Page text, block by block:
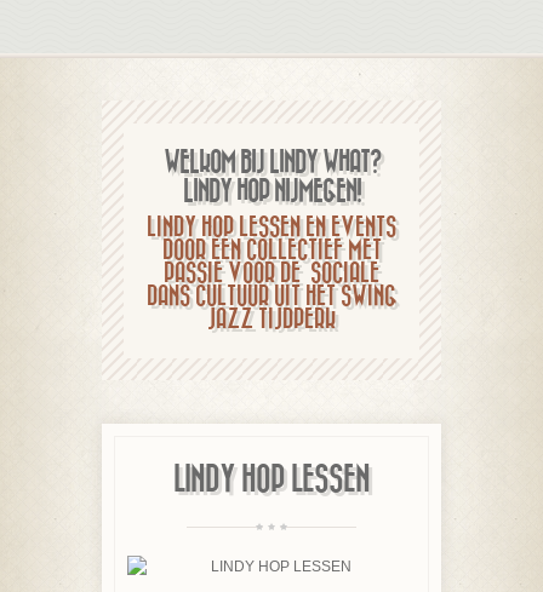
WELKOM BIJ LINDY WHAT?
LINDY HOP NIJMEGEN!
LINDY HOP LESSEN EN EVENTS
DOOR EEN COLLECTIEF MET
PASSIE VOOR DE SOCIALE
DANS CULTUUR UIT HET SWING
JAZZ TIJDPERK
LINDY HOP LESSEN